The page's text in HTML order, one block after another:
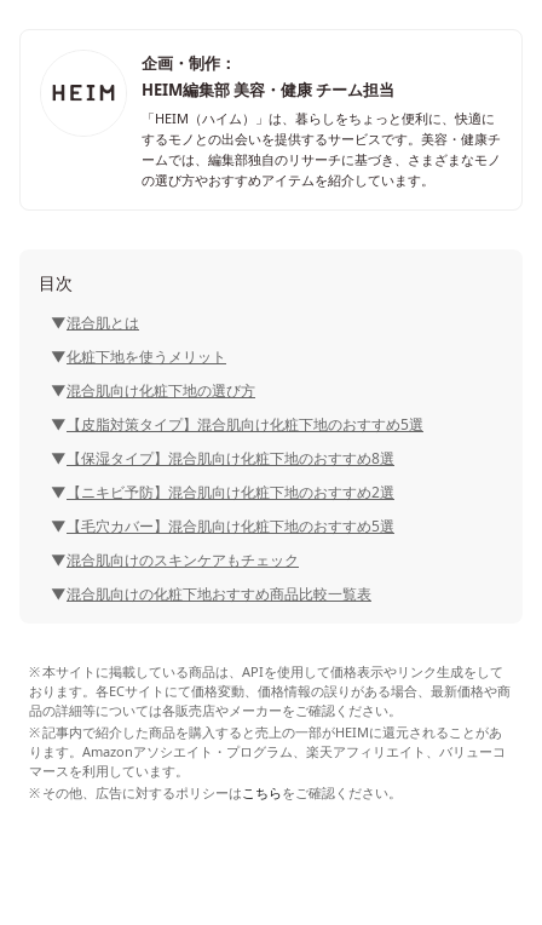
企画・制作：
HEIM編集部 美容・健康 チーム担当
「HEIM（ハイム）」は、暮らしをちょっと便利に、快適に
するモノとの出会いを提供するサービスです。美容・健康チ
ームでは、編集部独自のリサーチに基づき、さまざまなモノ
の選び方やおすすめアイテムを紹介しています。
目次
混合肌とは
化粧下地を使うメリット
混合肌向け化粧下地の選び方
【皮脂対策タイプ】混合肌向け化粧下地のおすすめ5選
【保湿タイプ】混合肌向け化粧下地のおすすめ8選
【ニキビ予防】混合肌向け化粧下地のおすすめ2選
【毛穴カバー】混合肌向け化粧下地のおすすめ5選
混合肌向けのスキンケアもチェック
混合肌向けの化粧下地おすすめ商品比較一覧表
本サイトに掲載している商品は、APIを使用して価格表示やリンク生成をして
おります。各ECサイトにて価格変動、価格情報の誤りがある場合、最新価格や商
品の詳細等については各販売店やメーカーをご確認ください。
記事内で紹介した商品を購入すると売上の一部がHEIMに還元されることがあ
ります。Amazonアソシエイト・プログラム、楽天アフィリエイト、バリューコ
マースを利用しています。
その他、広告に対するポリシーはこちらをご確認ください。